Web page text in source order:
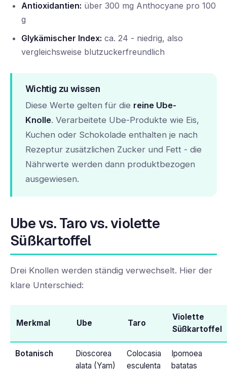
Antioxidantien: über 300 mg Anthocyane pro 100
g
Glykämischer Index: ca. 24 - niedrig, also
vergleichsweise blutzuckerfreundlich
Wichtig zu wissen
Diese Werte gelten für die reine Ube-
Knolle. Verarbeitete Ube-Produkte wie Eis,
Kuchen oder Schokolade enthalten je nach
Rezeptur zusätzlichen Zucker und Fett - die
Nährwerte werden dann produktbezogen
ausgewiesen.
Ube vs. Taro vs. violette
Süßkartoffel
Drei Knollen werden ständig verwechselt. Hier der
klare Unterschied:
Merkmal Ube Taro
Violette
Süßkartoffel
Botanisch
Dioscorea
alata (Yam)
Colocasia
esculenta
Ipomoea
batatas